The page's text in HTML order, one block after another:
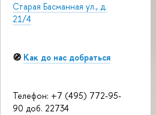
Старая Басманная ул., д.
21/4
🧭 Как до нас добраться
Телефон: +7 (495) 772-95-
90 доб. 22734